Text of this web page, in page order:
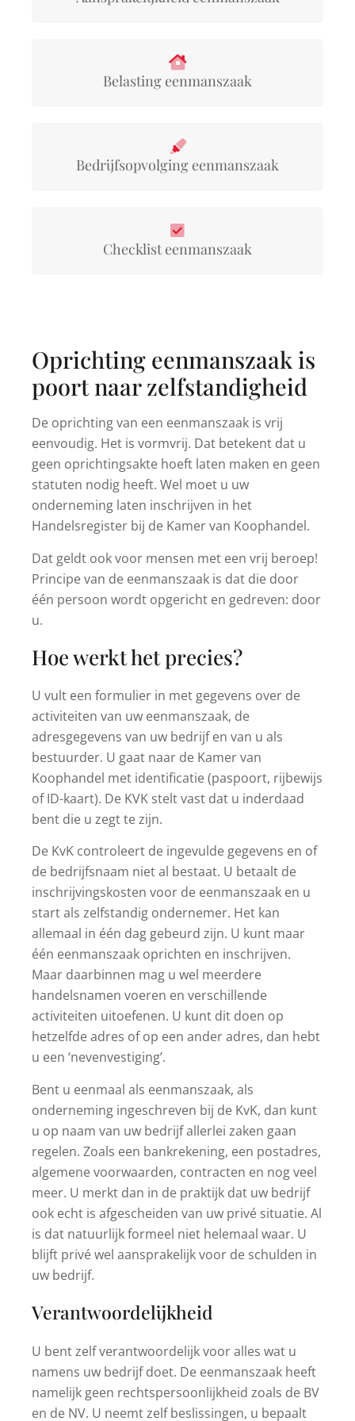
Belasting eenmanszaak
Bedrijfsopvolging eenmanszaak
Checklist eenmanszaak
Oprichting eenmanszaak is
poort naar zelfstandigheid
De oprichting van een eenmanszaak is vrij
eenvoudig. Het is vormvrij. Dat betekent dat u
geen oprichtingsakte hoeft laten maken en geen
statuten nodig heeft. Wel moet u uw
onderneming laten inschrijven in het
Handelsregister bij de Kamer van Koophandel.
Dat geldt ook voor mensen met een vrij beroep!
Principe van de eenmanszaak is dat die door
één persoon wordt opgericht en gedreven: door
u.
Hoe werkt het precies?
U vult een formulier in met gegevens over de
activiteiten van uw eenmanszaak, de
adresgegevens van uw bedrijf en van u als
bestuurder. U gaat naar de Kamer van
Koophandel met identificatie (paspoort, rijbewijs
of ID-kaart). De KVK stelt vast dat u inderdaad
bent die u zegt te zijn.
De KvK controleert de ingevulde gegevens en of
de bedrijfsnaam niet al bestaat. U betaalt de
inschrijvingskosten voor de eenmanszaak en u
start als zelfstandig ondernemer. Het kan
allemaal in één dag gebeurd zijn. U kunt maar
één eenmanszaak oprichten en inschrijven.
Maar daarbinnen mag u wel meerdere
handelsnamen voeren en verschillende
activiteiten uitoefenen. U kunt dit doen op
hetzelfde adres of op een ander adres, dan hebt
u een ‘nevenvestiging’.
Bent u eenmaal als eenmanszaak, als
onderneming ingeschreven bij de KvK, dan kunt
u op naam van uw bedrijf allerlei zaken gaan
regelen. Zoals een bankrekening, een postadres,
algemene voorwaarden, contracten en nog veel
meer. U merkt dan in de praktijk dat uw bedrijf
ook echt is afgescheiden van uw privé situatie. Al
is dat natuurlijk formeel niet helemaal waar. U
blijft privé wel aansprakelijk voor de schulden in
uw bedrijf.
Verantwoordelijkheid
U bent zelf verantwoordelijk voor alles wat u
namens uw bedrijf doet. De eenmanszaak heeft
namelijk geen rechtspersoonlijkheid zoals de BV
en de NV. U neemt zelf beslissingen, u bepaalt